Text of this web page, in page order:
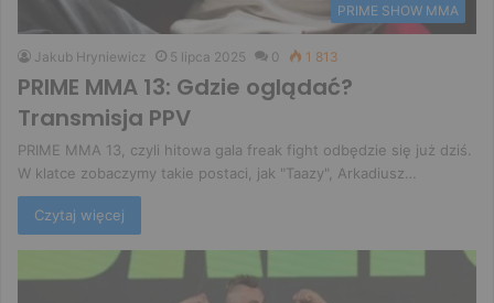
PRIME SHOW MMA
Jakub Hryniewicz 5 lipca 2025 0 1 813
PRIME MMA 13: Gdzie oglądać?
Transmisja PPV
PRIME MMA 13, czyli hitowa gala freak fight odbędzie się już dziś.
W klatce zobaczymy takie postaci, jak "Taazy", Arkadiusz…
Czytaj więcej